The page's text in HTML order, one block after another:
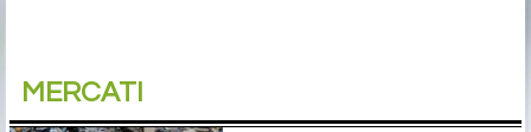
MERCATI